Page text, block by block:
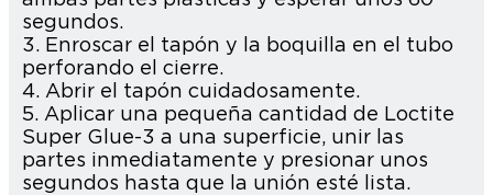
segundos.
3. Enroscar el tapón y la boquilla en el tubo
perforando el cierre.
4. Abrir el tapón cuidadosamente.
5. Aplicar una pequeña cantidad de Loctite
Super Glue-3 a una superficie, unir las
partes inmediatamente y presionar unos
segundos hasta que la unión esté lista.